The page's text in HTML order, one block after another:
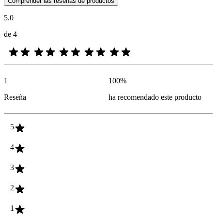
5.0
de 4
1
Reseña
100%
ha recomendado este producto
5
4
3
2
1